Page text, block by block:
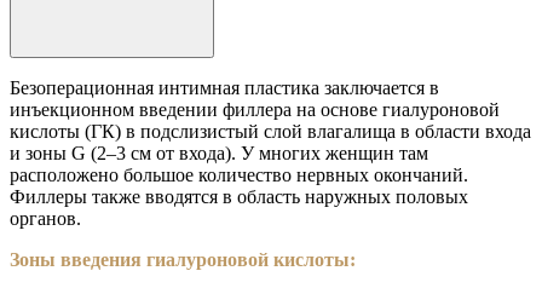
Безоперационная интимная пластика заключается в
инъекционном введении филлера на основе гиалуроновой
кислоты (ГК) в подслизистый слой влагалища в области входа
и зоны G (2–3 см от входа). У многих женщин там
расположено большое количество нервных окончаний.
Филлеры также вводятся в область наружных половых
органов.
Зоны введения гиалуроновой кислоты: